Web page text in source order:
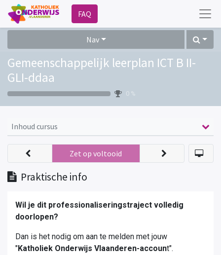
FAQ
Nav
Gemeenschappelijk leerplan ICT B II-
GLI-ddaa
0 %
Inhoud cursus
Praktische info
Zet op voltooid
Wil je dit professionaliseringstraject volledig
doorlopen?
Dan is het nodig om aan te melden met jouw
"Katholiek Onderwijs Vlaanderen-account".